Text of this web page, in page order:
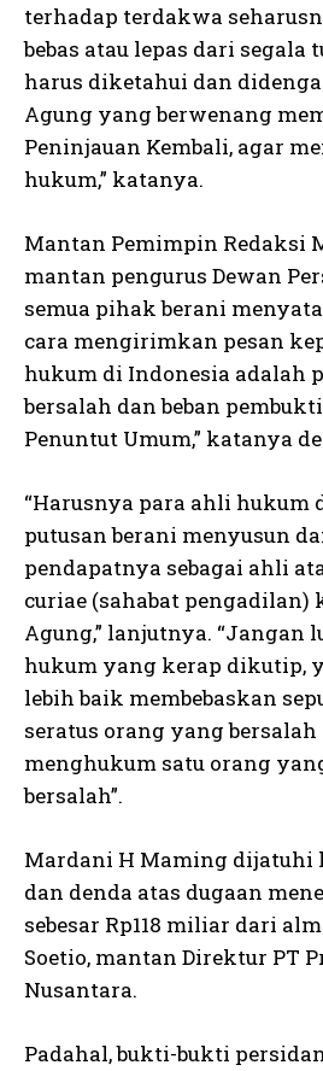
terhadap terdakwa
bebas atau lepas dari
harus diketahui dan
Agung yang berwenang
Peninjauan Kembali, agar
hukum,” katanya.
Mantan Pemimpin Redaksi
mantan pengurus Dewan
semua pihak berani
cara mengirimkan pesan
hukum di Indonesia adalah
bersalah dan beban
Penuntut Umum,” katanya
“Harusnya para ahli hukum
putusan berani menyusun
pendapatnya sebagai ahli
curiae (sahabat pengadilan)
Agung,” lanjutnya. “Jangan
hukum yang kerap dikutip,
lebih baik membebaskan
seratus orang yang
menghukum satu orang
bersalah”.
Mardani H Maming dijatuhi
dan denda atas dugaan
sebesar Rp118 miliar dari
Soetio, mantan Direktur PT
Nusantara.
Padahal, bukti-bukti